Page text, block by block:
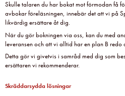
Skulle talaren du har bokat mot förmodan få
avbokar föreläsningen, innebär det att vi på
likvärdig ersättare åt dig.
När du gör bokningen via oss, kan du med
leveransen och att vi alltid har en plan B redo
Detta gör vi givetvis i samråd med dig som
ersättaren vi rekommenderar.
Skräddarsydda lösningar